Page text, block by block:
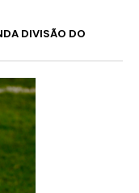
DIVISÃO DO